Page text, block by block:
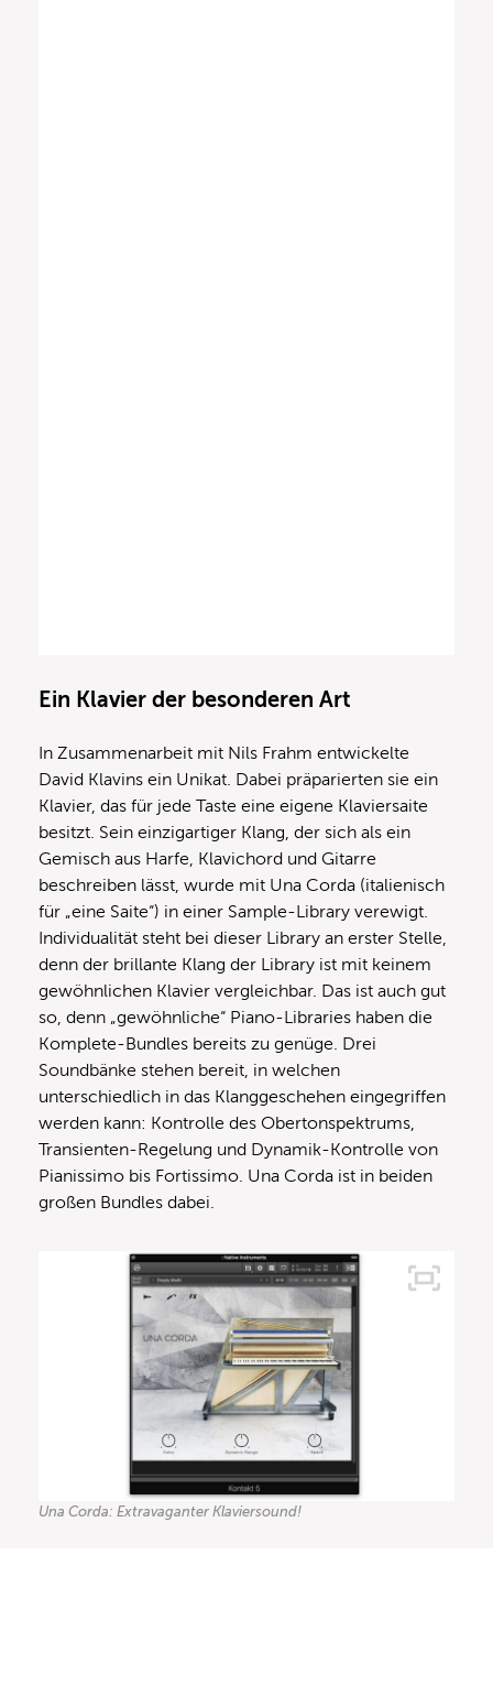
Ein Klavier der besonderen Art
In Zusammenarbeit mit Nils Frahm entwickelte
David Klavins ein Unikat. Dabei präparierten sie ein
Klavier, das für jede Taste eine eigene Klaviersaite
besitzt. Sein einzigartiger Klang, der sich als ein
Gemisch aus Harfe, Klavichord und Gitarre
beschreiben lässt, wurde mit Una Corda (italienisch
für „eine Saite“) in einer Sample-Library verewigt.
Individualität steht bei dieser Library an erster Stelle,
denn der brillante Klang der Library ist mit keinem
gewöhnlichen Klavier vergleichbar. Das ist auch gut
so, denn „gewöhnliche“ Piano-Libraries haben die
Komplete-Bundles bereits zu genüge. Drei
Soundbänke stehen bereit, in welchen
unterschiedlich in das Klanggeschehen eingegriffen
werden kann: Kontrolle des Obertonspektrums,
Transienten-Regelung und Dynamik-Kontrolle von
Pianissimo bis Fortissimo. Una Corda ist in beiden
großen Bundles dabei.
Una Corda: Extravaganter Klaviersound!